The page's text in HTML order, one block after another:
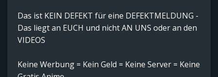
Das ist KEIN DEFEKT für eine DEFEKTMELDUNG -
Das liegt an EUCH und nicht AN UNS oder an den
VIDEOS
Keine Werbung = Kein Geld = Keine Server = Keine